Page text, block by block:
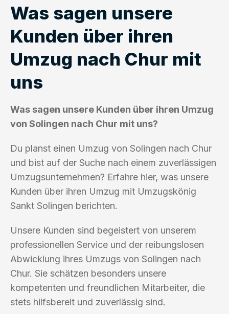
Was sagen unsere
Kunden über ihren
Umzug nach Chur mit
uns
Was sagen unsere Kunden über ihren Umzug
von Solingen nach Chur mit uns?
Du planst einen Umzug von Solingen nach Chur
und bist auf der Suche nach einem zuverlässigen
Umzugsunternehmen? Erfahre hier, was unsere
Kunden über ihren Umzug mit Umzugskönig
Sankt Solingen berichten.
Unsere Kunden sind begeistert von unserem
professionellen Service und der reibungslosen
Abwicklung ihres Umzugs von Solingen nach
Chur. Sie schätzen besonders unsere
kompetenten und freundlichen Mitarbeiter, die
stets hilfsbereit und zuverlässig sind.